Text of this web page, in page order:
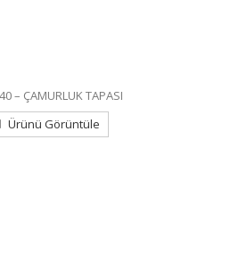
– ÇAMURLUK TAPASI
Ürünü Görüntüle